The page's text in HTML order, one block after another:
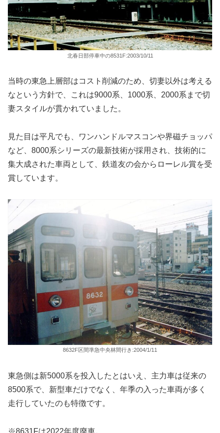
北春日部停車中の8531F:2003/10/11
当時の東急上層部はコスト削減のため、切妻以外は考える
なという方針で、これは9000系、1000系、2000系まで切
妻スタイルが貫かれていました。
見た目は平凡でも、ワンハンドルマスコンや界磁チョッパ
など、8000系シリーズの最新技術が採用され、技術的に
集大成された車両として、鉄道友の会からローレル賞を受
賞しています。
8632F区間準急中央林間行き:2004/1/11
東急側は新5000系を投入したとはいえ、主力車は従来の
8500系で、新型車だけでなく、年季の入った車両が多く
走行していたのも特徴です。
※8631Fは2022年度廃車。